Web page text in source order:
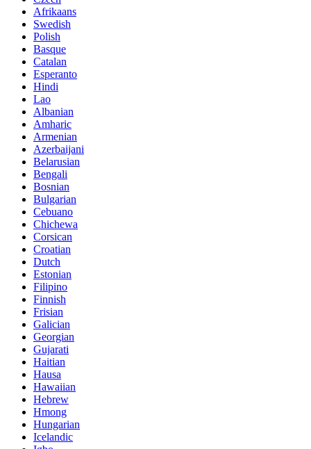
Afrikaans
Swedish
Polish
Basque
Catalan
Esperanto
Hindi
Lao
Albanian
Amharic
Armenian
Azerbaijani
Belarusian
Bengali
Bosnian
Bulgarian
Cebuano
Chichewa
Corsican
Croatian
Dutch
Estonian
Filipino
Finnish
Frisian
Galician
Georgian
Gujarati
Haitian
Hausa
Hawaiian
Hebrew
Hmong
Hungarian
Icelandic